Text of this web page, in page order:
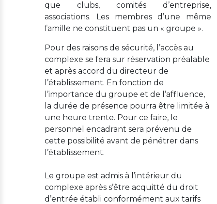
que clubs, comités d’entreprise,
associations. Les membres d’une même
famille ne constituent pas un « groupe ».
Pour des raisons de sécurité, l’accès au
complexe se fera sur réservation préalable
et après accord du directeur de
l’établissement. En fonction de
l’importance du groupe et de l’affluence,
la durée de présence pourra être limitée à
une heure trente. Pour ce faire, le
personnel encadrant sera prévenu de
cette possibilité avant de pénétrer dans
l’établissement.
Le groupe est admis à l’intérieur du
complexe après s’être acquitté du droit
d’entrée établi conformément aux tarifs